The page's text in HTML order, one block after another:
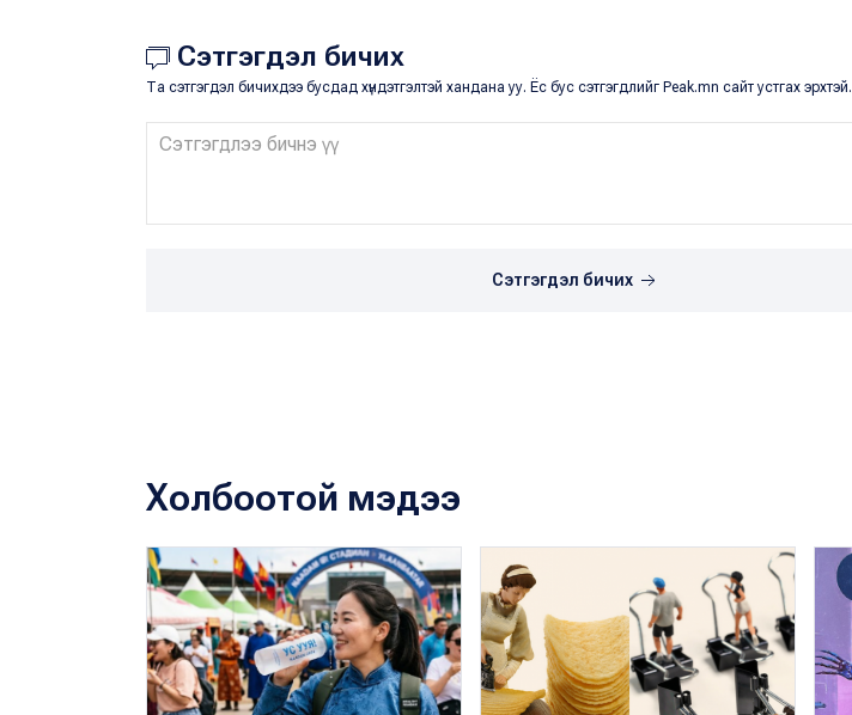
Сэтгэгдэл бичих
Та сэтгэгдэл бичихдээ бусдад хүндэтгэлтэй хандана уу. Ёс бус сэтгэгдлийг Peak.mn сайт устгах эрхтэй.
Сэтгэгдэл бичих
Холбоотой мэдээ